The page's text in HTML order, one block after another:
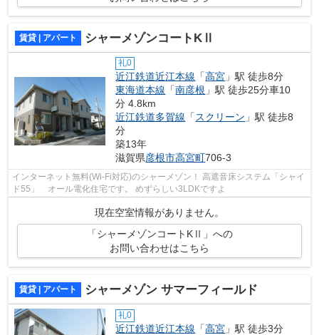
賃貸 | アパート シャーメゾンコートKⅡ
礼0
近江鉄道近江本線 「高宮 」駅 徒歩8分
東海道本線 「南彦根 」駅 徒歩25分車10
分 4.8km
近江鉄道多賀線 「スクリーン 」駅 徒歩8
分
築13年
滋賀県彦根市高宮町706-3
インターネット無料(Wi-Fi対応)のシャーメゾン！ 高遮音床システム「シャイ
ド55」 オール電化住宅です。 めずらしい3LDKですよ
現在空室情報がありません。
「シャーメゾンコートKⅡ」への
お問い合わせはこちら
賃貸 | アパート シャーメゾン サマーフィールド
礼0
近江鉄道近江本線 「高宮 」駅 徒歩3分